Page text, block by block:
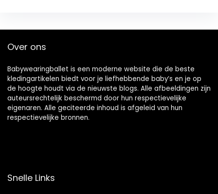
Over ons
Babywearingballet is een moderne website die de beste
kledingartikelen biedt voor je liefhebbende baby’s en je op
de hoogte houdt via de nieuwste blogs. Alle afbeeldingen zijn
auteursrechtelijk beschermd door hun respectievelijke
eigenaren. Alle geciteerde inhoud is afgeleid van hun
respectievelijke bronnen.
Snelle Links